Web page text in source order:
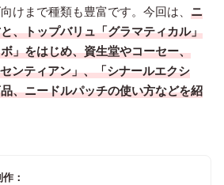
けまで種類も豊富です。今回は、 ニ
、トップバリュ「グラマティカル」
」をはじめ、資生堂やコーセー、
ンティアン」、「シナールエクシ
、ニードルパッチの使い方などを紹
：